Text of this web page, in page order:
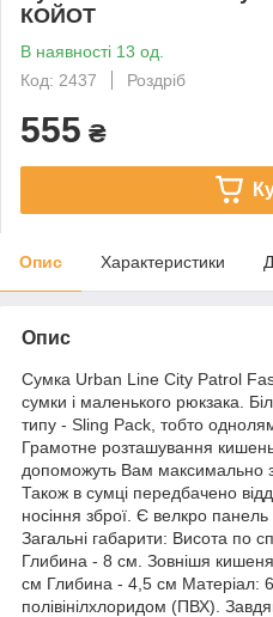
КОЙОТ
В наявності 13 од.
Код: 2437
Роздріб
555 ₴
Опис Характеристики
Опис
Сумка Urban Line City Patrol
сумки і маленького рюкзака.
типу - Sling Pack, тобто
Грамотне розташування кишень
допоможуть Вам максимально
Також в сумці передбачено
носіння зброї. Є велкро панель
Загальні габарити: Висота по
Глибина - 8 см. Зовнішя
см Глибина - 4,5 см Матеріал:
полівінілхлоридом (ПВХ).